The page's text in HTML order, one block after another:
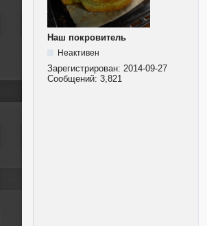
Наш покровитель
Неактивен
Зарегистрирован: 2014-09-27
Сообщений: 3,821